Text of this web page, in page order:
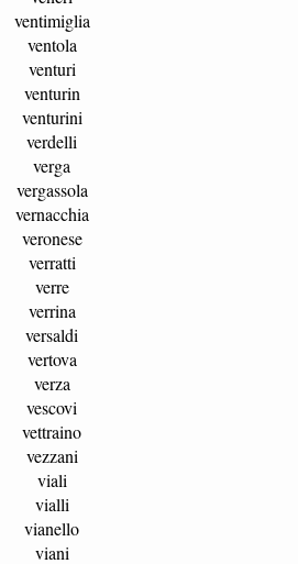
ventimiglia
ventola
venturi
venturin
venturini
verdelli
verga
vergassola
vernacchia
veronese
verratti
verre
verrina
versaldi
vertova
verza
vescovi
vettraino
vezzani
viali
vialli
vianello
viani